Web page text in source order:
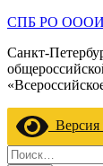
Перейти
содержимому
СПБ РО
Санкт-
Версия
Найти: